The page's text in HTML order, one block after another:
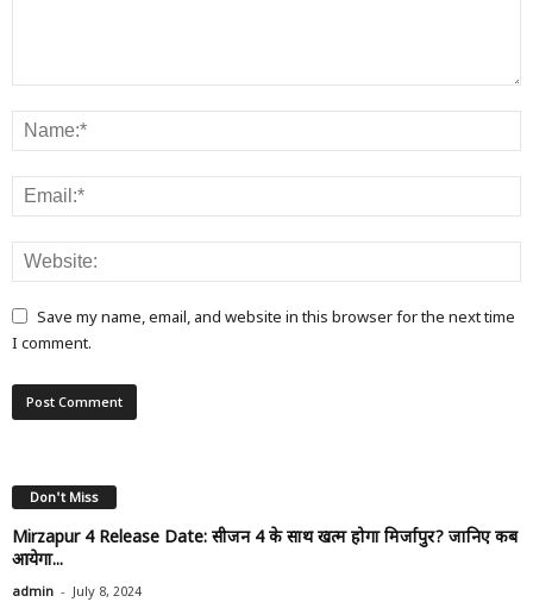
Save my name, email, and website in this browser for the next time
I comment.
Don't Miss
Mirzapur 4 Release Date: सीजन 4 के साथ खत्म होगा मिर्जापुर? जानिए कब
आयेगा...
admin - July 8, 2024